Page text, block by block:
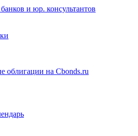
и юр. консультантов
облигации на Cbonds.ru